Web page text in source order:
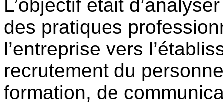
L’objectif était
des pratiques
l’entreprise vers
recrutement du
formation, de